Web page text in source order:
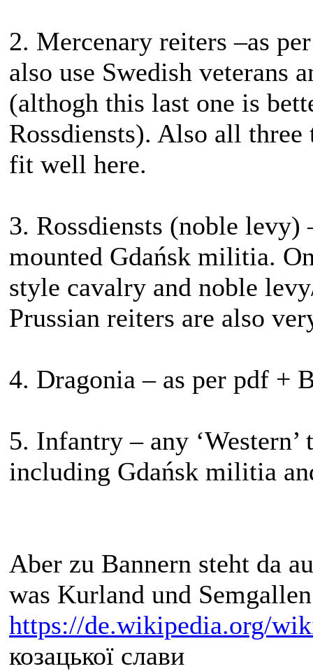
2. Mercenary reiters –as
also use Swedish veterans
(althogh this last one is
Rossdiensts). Also all
fit well here.
3. Rossdiensts (noble levy)
mounted Gdańsk militia.
style cavalry and noble
Prussian reiters are also
4. Dragonia – as per pdf +
5. Infantry – any
including Gdańsk militia
Aber zu Bannern steht da
was Kurland und
https://de.wikipedia.org/
козацької слави